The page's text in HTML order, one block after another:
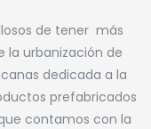
de tener más
la urbanización de
dedicada a la
prefabricados
contamos con la